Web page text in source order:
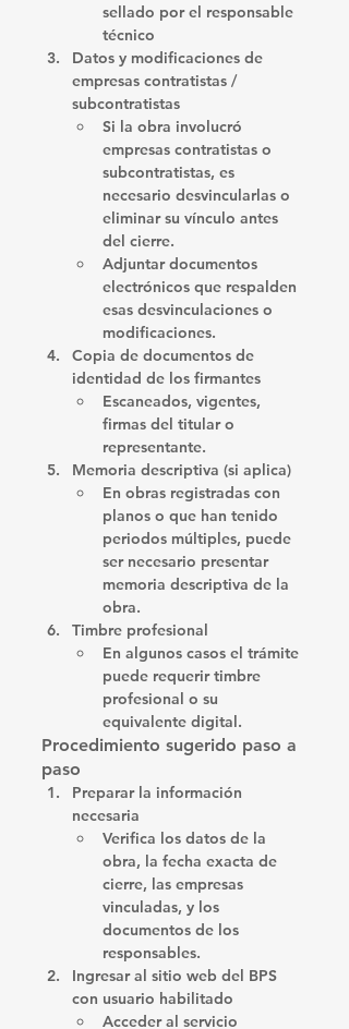
sellado por el responsable
técnico
Datos y modificaciones de
empresas contratistas /
subcontratistas
Si la obra involucró
empresas contratistas o
subcontratistas, es
necesario desvincularlas o
eliminar su vínculo antes
del cierre.
Adjuntar documentos
electrónicos que respalden
esas desvinculaciones o
modificaciones.
Copia de documentos de
identidad de los firmantes
Escaneados, vigentes,
firmas del titular o
representante.
Memoria descriptiva (si aplica)
En obras registradas con
planos o que han tenido
periodos múltiples, puede
ser necesario presentar
memoria descriptiva de la
obra.
Timbre profesional
En algunos casos el trámite
puede requerir timbre
profesional o su
equivalente digital.
Procedimiento sugerido paso a
paso
Preparar la información
necesaria
Verifica los datos de la
obra, la fecha exacta de
cierre, las empresas
vinculadas, y los
documentos de los
responsables.
Ingresar al sitio web del BPS
con usuario habilitado
Acceder al servicio